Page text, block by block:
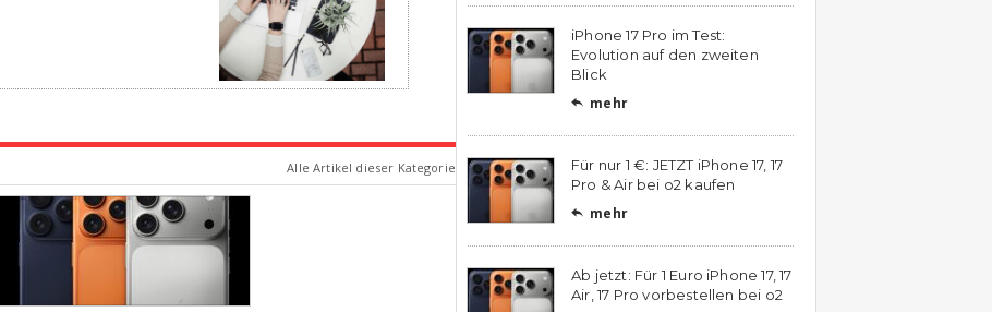
Alle Artikel dieser Kategorie
iPhone 17 Pro im Test:
Evolution auf den zweiten
Blick
 mehr
Für nur 1 €: JETZT iPhone 17, 17
Pro & Air bei o2 kaufen
 mehr
Ab jetzt: Für 1 Euro iPhone 17, 17
Air, 17 Pro vorbestellen bei o2